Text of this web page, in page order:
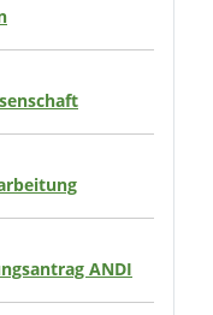
ANDI